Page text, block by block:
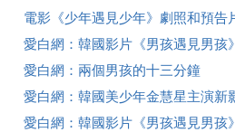
電影《少年遇見少年》劇照和預告
愛白網：韓國影片《男孩遇見男孩
愛白網：兩個男孩的十三分鐘
愛白網：韓國美少年金慧星主演新
愛白網：韓國影片《男孩遇見男孩